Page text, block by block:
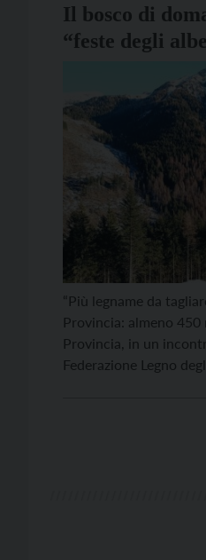
Il bosco di
“feste degli
“Più legname da
Provincia: almeno 450
Provincia, in un
Federazione Legno